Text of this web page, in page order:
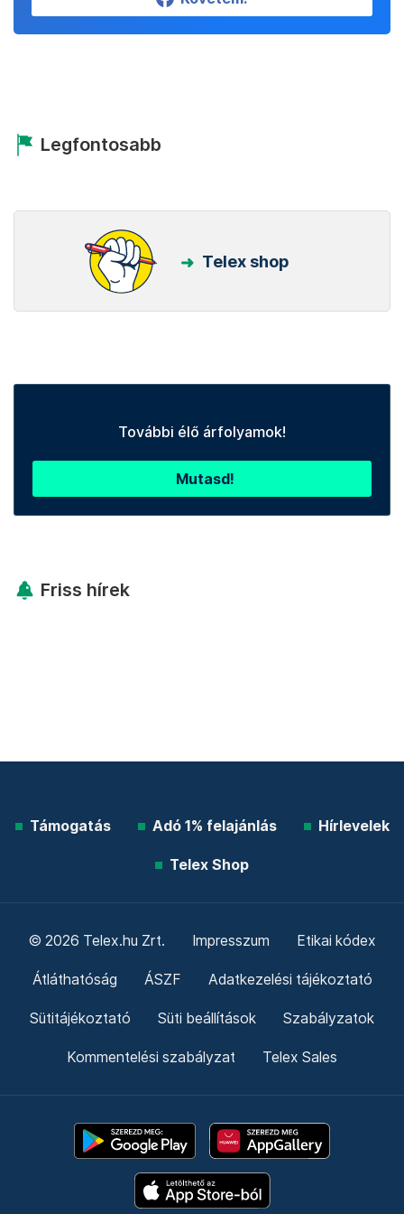
Legfontosabb
Telex shop
További élő árfolyamok!
Mutasd!
Friss hírek
Támogatás Adó 1% felajánlás Hírlevelek
Telex Shop
© 2026 Telex.hu Zrt. Impresszum Etikai kódex
Átláthatóság ÁSZF Adatkezelési tájékoztató
Sütitájékoztató Süti beállítások Szabályzatok
Kommentelési szabályzat Telex Sales